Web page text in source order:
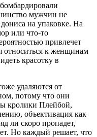
мужчин не
на упаковке. На
или что-то
привлечет
к женщинам
красотку в
удаляются от
потому что они
кролики Плейбой,
объективация как
ли скоро пропадет,
Но каждый решает, что